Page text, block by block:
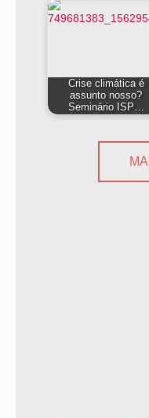
Crise climática é
assunto nosso?
Seminário ISP…